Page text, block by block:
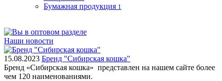
Бумажная продукция 1
Наши новости
15.08.2023 Бренд "Сибирская кошка"
Бренд «Сибирская кошка» представлен на нашем сайте более
чем 120 наименованиями.